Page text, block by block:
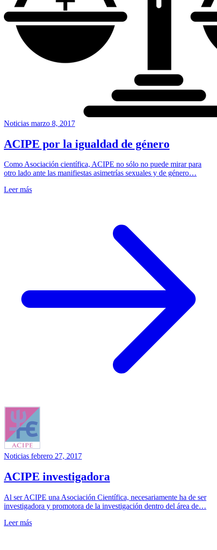
Noticias marzo 8, 2017
ACIPE por la igualdad de género
Como Asociación científica, ACIPE no sólo no puede mirar para
otro lado ante las manifiestas asimetrías sexuales y de género…
Leer más
Noticias febrero 27, 2017
ACIPE investigadora
Al ser ACIPE una Asociación Científica, necesariamente ha de ser
investigadora y promotora de la investigación dentro del área de…
Leer más